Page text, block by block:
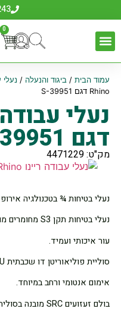
0
עמוד הבית/ ביגוד והנעלה / נעלי
Rhino דגם S-39951
דגם S-39951
מק"ט: 4471229
נעלי בטיחות ¾ בטכנולגיה
נעלי בטיחות תקן S3 מחומרים מורכבים, כיפת מגן ממתכת.
עור איכותי ועמיד.
סוליית פוליאוריטן דו שכבתית PU/PU לנוחות מירבית.
אימום אנטומי ורחב במיוחד.
בולם זעזועים SRC מובנה בסוליה – לעמידות גבוהה נגד החלקה.